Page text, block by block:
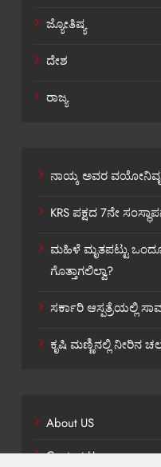
ಜ್ಯೋತಿಷ್ಯ
ದೇಶ
ರಾಜ್ಯ
ನಾಯ್ಕ ಅವರ
KRS ಪಕ್ಷದ 7ನೇ
ಮಹಿಳೆ ಮೃತಪಟ್ಟು
ಗೊತ್ತಾಗಲಿಲ್ವಾ?
ಸರ್ಕಾರಿ ಆಸ್ಪತ್ರೆಯಲ್ಲಿ
ಕೃಷಿ ಮಣ್ಣಿನಲ್ಲಿ ನೀರಿನ
About US
Contact Us